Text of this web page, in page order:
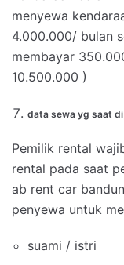
menyewa
4.000.000/ bulan
membayar
10.500.000 )
data sewa yg saat
Pemilik rental
rental pada saat
ab rent car
penyewa untuk
suami / istri